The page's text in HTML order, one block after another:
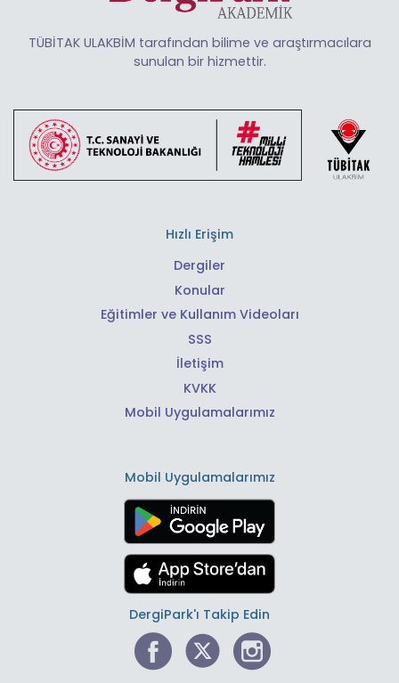
TÜBİTAK ULAKBİM tarafından bilime ve araştırmacılara
sunulan bir hizmettir.
Hızlı Erişim
Dergiler
Konular
Eğitimler ve Kullanım Videoları
SSS
İletişim
KVKK
Mobil Uygulamalarımız
Mobil Uygulamalarımız
DergiPark'ı Takip Edin